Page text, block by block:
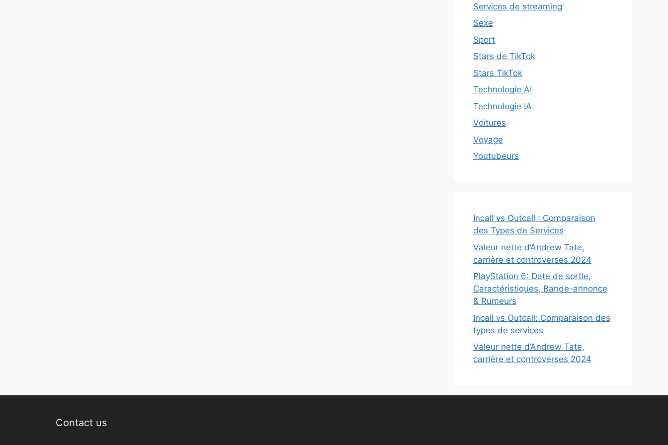
Services de streaming
Sexe
Sport
Stars de TikTok
Stars TikTok
Technologie AI
Technologie IA
Voitures
Voyage
Youtubeurs
Incall vs Outcall : Comparaison
des Types de Services
Valeur nette d’Andrew Tate,
carrière et controverses 2024
PlayStation 6: Date de sortie,
Caractéristiques, Bande-annonce
& Rumeurs
Incall vs Outcall: Comparaison des
types de services
Valeur nette d’Andrew Tate,
carrière et controverses 2024
Contact us